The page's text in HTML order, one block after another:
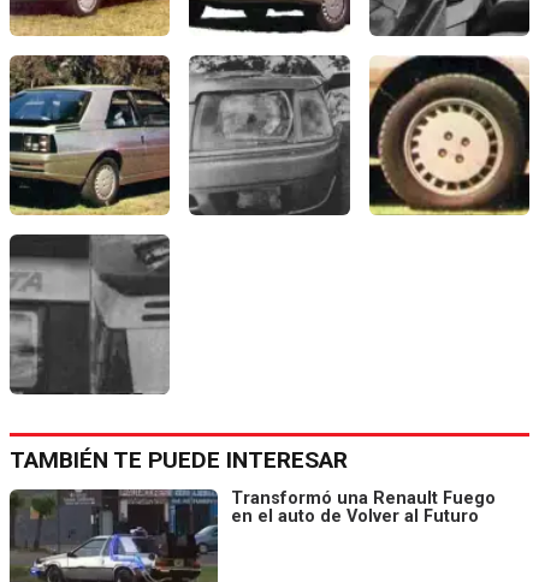
TAMBIÉN TE PUEDE INTERESAR
Transformó una Renault Fuego
en el auto de Volver al Futuro